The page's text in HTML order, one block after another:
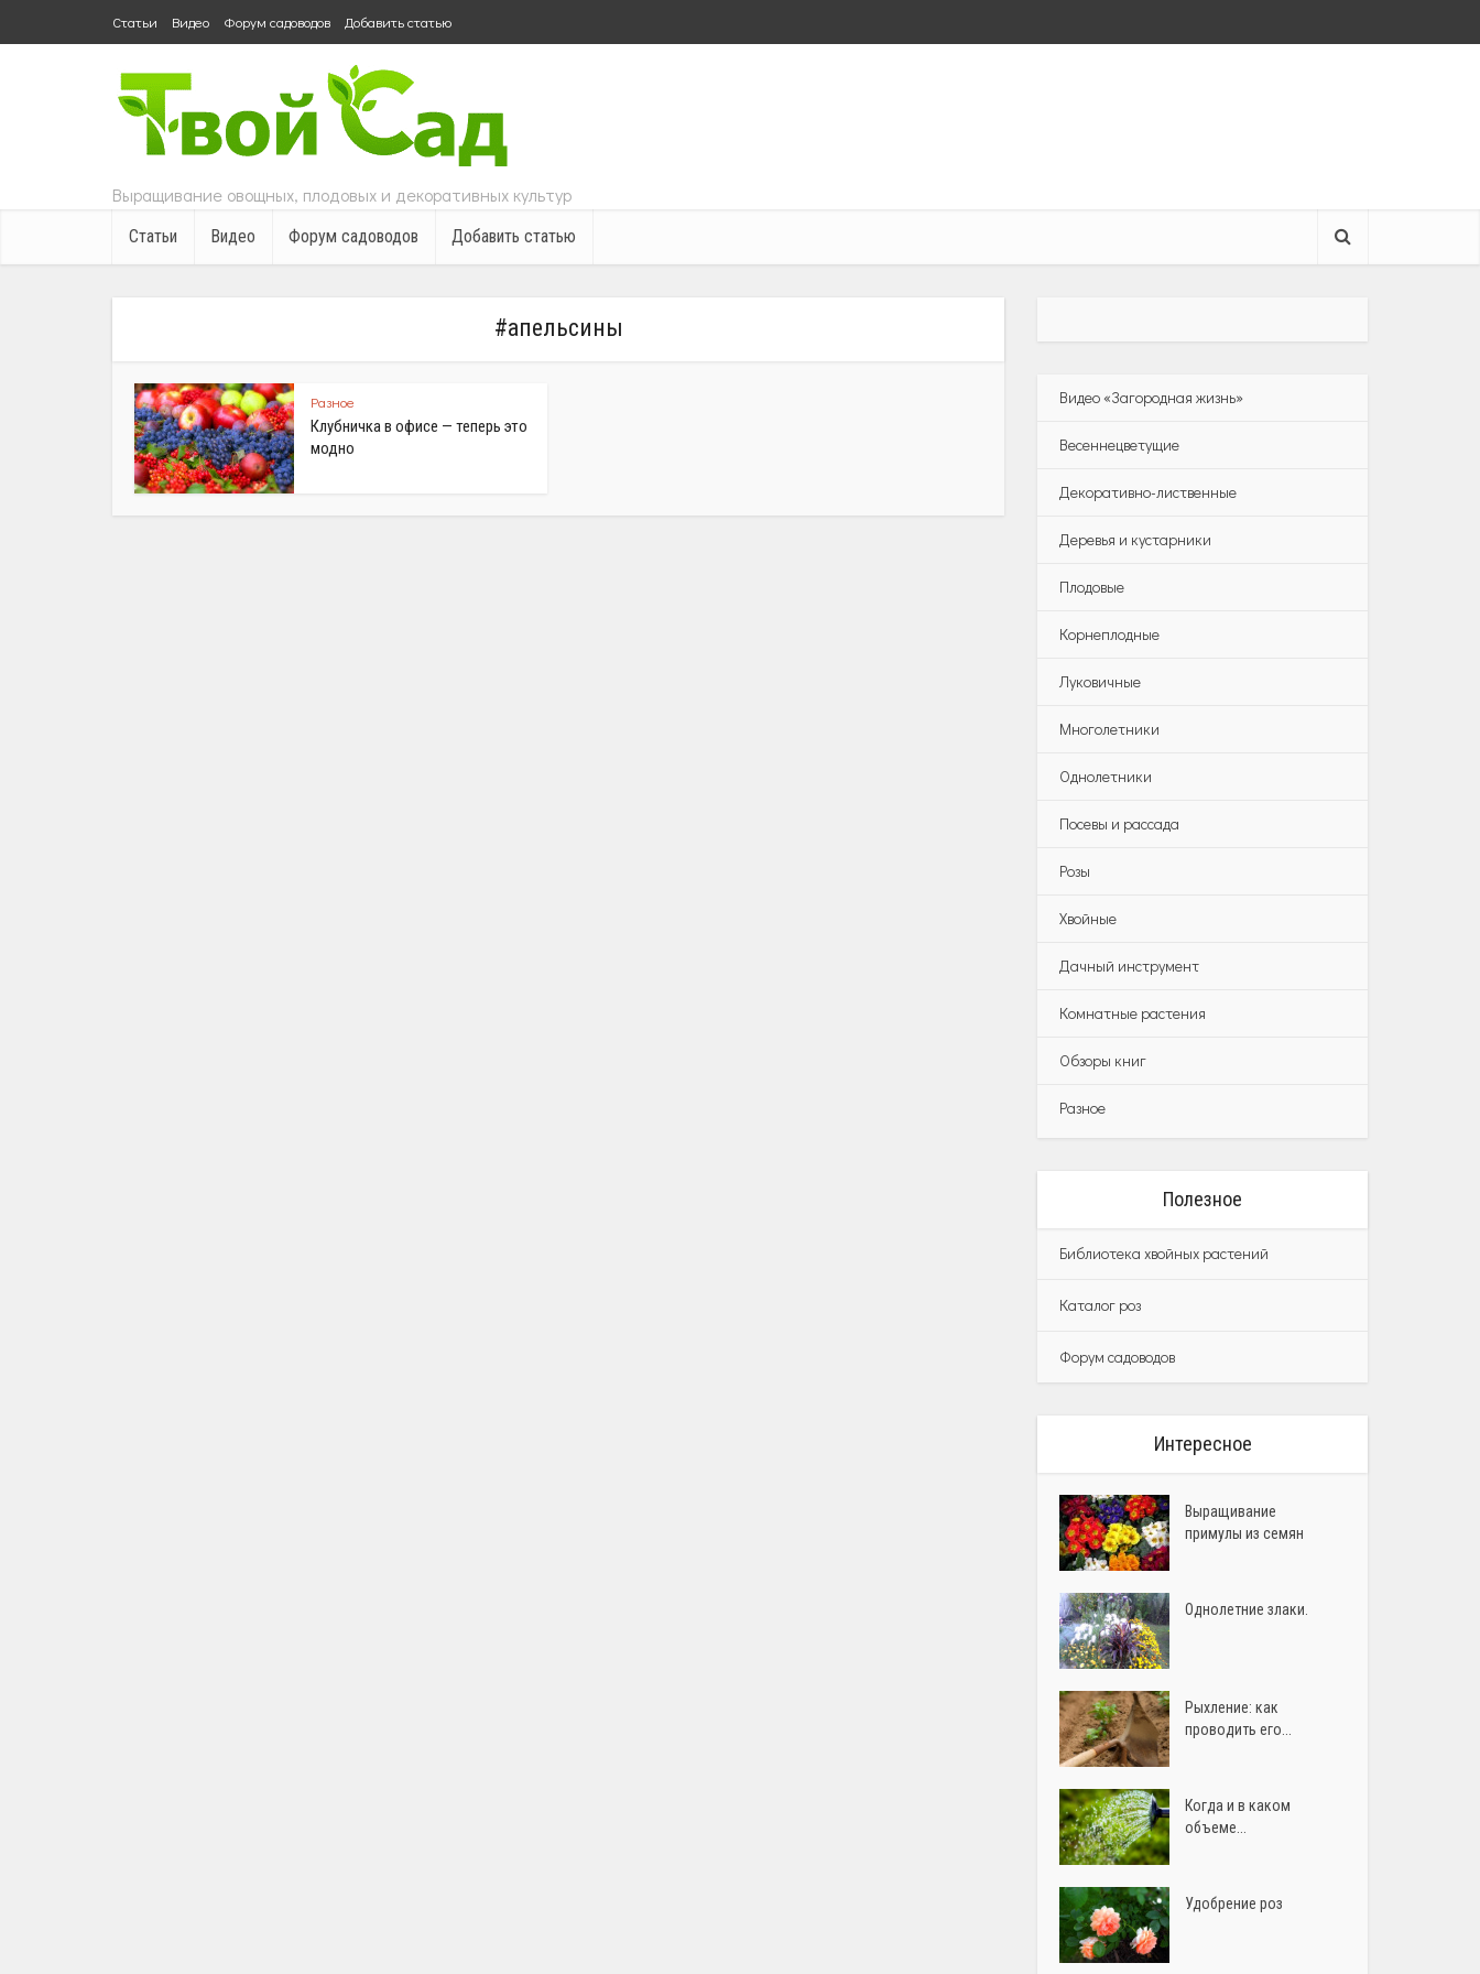
Статьи Видео Форум садоводов Добавить статью
Выращивание овощных, плодовых и декоративных культур
Статьи Видео Форум садоводов Добавить статью
#апельсины
Разное
Клубничка в офисе — теперь это
модно
Видео «Загородная жизнь»
Весеннецветущие
Декоративно-лиственные
Деревья и кустарники
Плодовые
Корнеплодные
Луковичные
Многолетники
Однолетники
Посевы и рассада
Розы
Хвойные
Дачный инструмент
Комнатные растения
Обзоры книг
Разное
Полезное
Библиотека хвойных растений
Каталог роз
Форум садоводов
Интересное
Выращивание
примулы из семян
Однолетние злаки.
Рыхление: как
проводить его...
Когда и в каком
объеме...
Удобрение роз